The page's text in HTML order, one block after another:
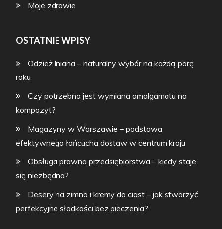
Moje zdrowie
OSTATNIE WPISY
Odzież lniana – naturalny wybór na każdą porę
roku
Czy potrzebna jest wymiana amalgamatu na
kompozyt?
Magazyny w Warszawie – podstawa
efektywnego łańcucha dostaw w centrum kraju
Obsługa prawna przedsiębiorstwa – kiedy staje
się niezbędna?
Desery na zimno i kremy do ciast – jak stworzyć
perfekcyjne słodkości bez pieczenia?